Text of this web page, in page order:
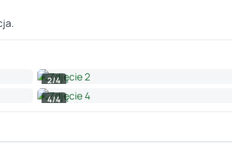
2/4
4/4